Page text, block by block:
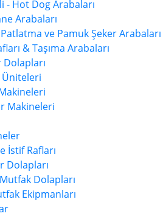
- Hot Dog Arabaları
Arabaları
Patlatma ve Pamuk Şeker Arabaları
& Taşıma Arabaları
Üniteleri
Makineleri
İstif Rafları
Dolapları
Dolapları
Ekipmanları